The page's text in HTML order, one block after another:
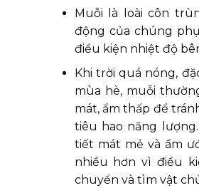
Muỗi là loài côn
động của chúng
điều kiện nhiệt độ
Khi trời quá nóng,
mùa hè, muỗi
mát, ẩm thấp để
tiêu hao năng
tiết mát mẻ và ẩm
nhiều hơn vì điều
chuyển và tìm vật